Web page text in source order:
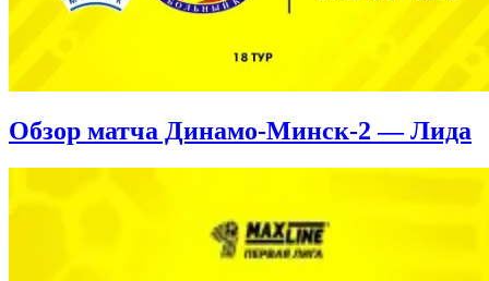
Обзор матча Динамо-Минск-2 — Лида